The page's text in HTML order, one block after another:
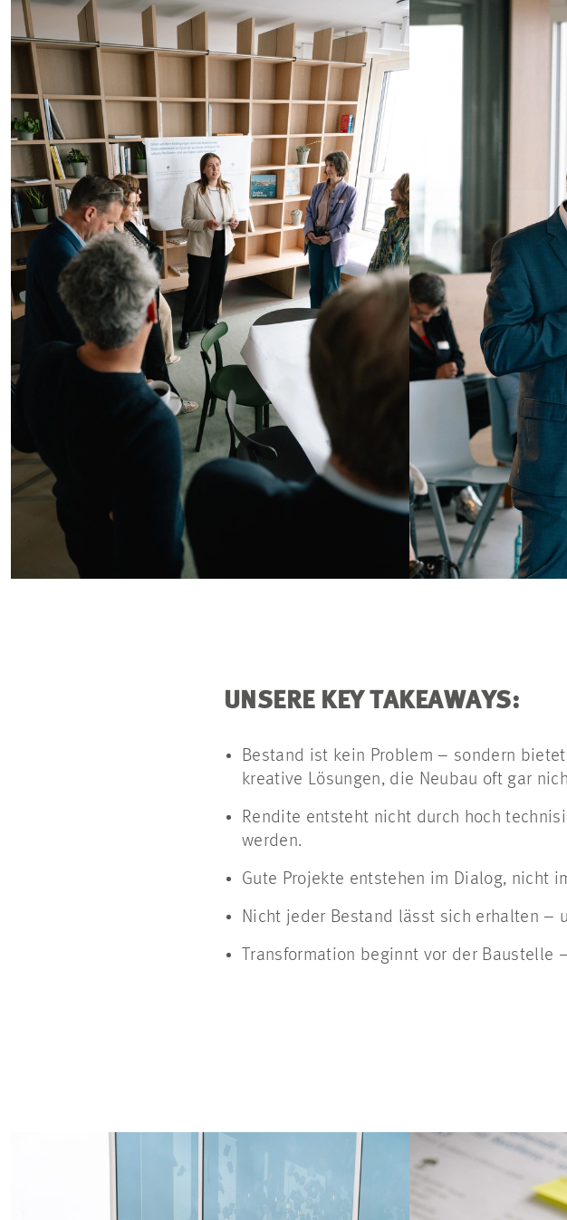
UNSERE KEY TAKEAWAYS:
Bestand ist kein Problem – sondern
kreative Lösungen, die Neubau oft gar
Rendite entsteht nicht durch hoch
werden.
Gute Projekte entstehen im Dialog, nicht
Nicht jeder Bestand lässt sich erhalten –
Transformation beginnt vor der